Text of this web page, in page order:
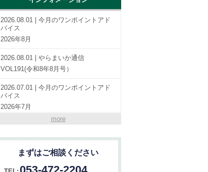
2026.08.01 | 今月のワンポイントアド
バイス
2026年8月
2026.08.01 | やらまいか通信
VOL191(令和8年8月号）
2026.07.01 | 今月のワンポイントアド
バイス
2026年7月
VOL190(令和8年7月号）
2026.06.01 | 今月のワンポイントアド
more
まずはご相談ください